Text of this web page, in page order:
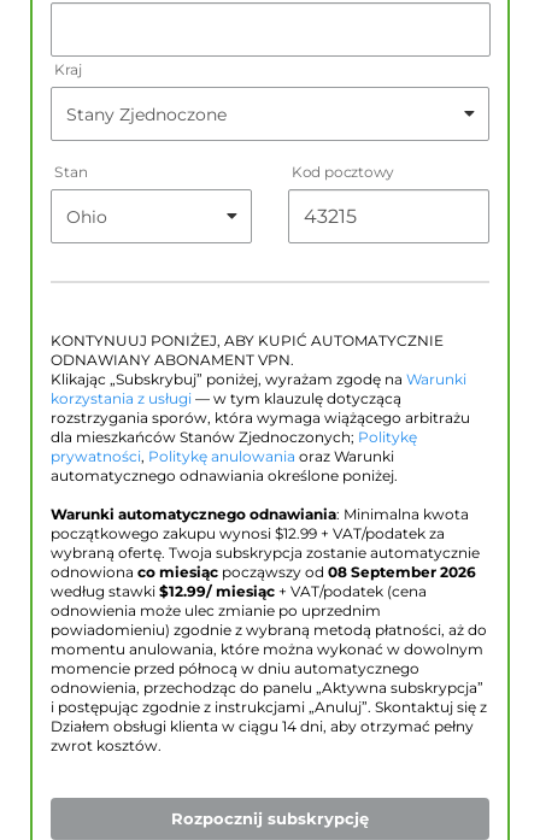
Kraj
Stan Kod pocztowy
KONTYNUUJ PONIŻEJ, ABY KUPIĆ AUTOMATYCZNIE
ODNAWIANY ABONAMENT VPN.
Klikając „Subskrybuj” poniżej, wyrażam zgodę na Warunki
korzystania z usługi — w tym klauzulę dotyczącą
rozstrzygania sporów, która wymaga wiążącego arbitrażu
dla mieszkańców Stanów Zjednoczonych; Politykę
prywatności, Politykę anulowania oraz Warunki
automatycznego odnawiania określone poniżej.
Warunki automatycznego odnawiania: Minimalna kwota
początkowego zakupu wynosi $12.99 + VAT/podatek za
wybraną ofertę. Twoja subskrypcja zostanie automatycznie
odnowiona co miesiąc począwszy od 08 September 2026
według stawki $12.99/ miesiąc + VAT/podatek (cena
odnowienia może ulec zmianie po uprzednim
powiadomieniu) zgodnie z wybraną metodą płatności, aż do
momentu anulowania, które można wykonać w dowolnym
momencie przed północą w dniu automatycznego
odnowienia, przechodząc do panelu „Aktywna subskrypcja”
i postępując zgodnie z instrukcjami „Anuluj”. Skontaktuj się z
Działem obsługi klienta w ciągu 14 dni, aby otrzymać pełny
zwrot kosztów.
Rozpocznij subskrypcję